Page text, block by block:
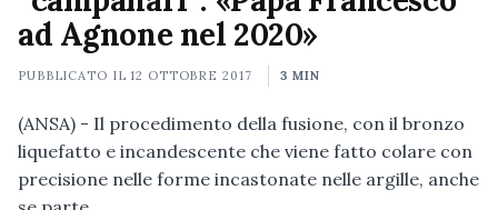
ad Agnone nel 2020»
PUBBLICATO IL12 OTTOBRE 2017 3 MIN
(ANSA) - Il procedimento della fusione, con il bronzo
liquefatto e incandescente che viene fatto colare con
precisione nelle forme incastonate nelle argille, anche